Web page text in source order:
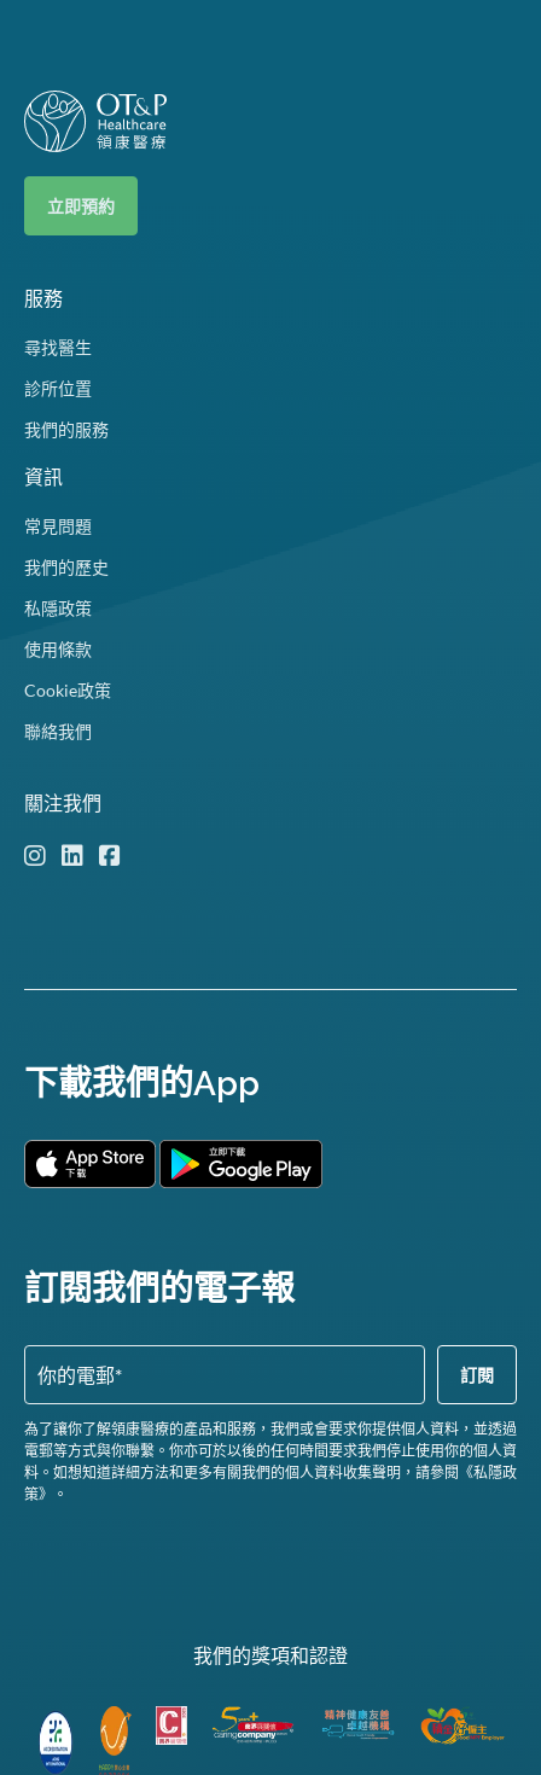
立即預約
服務
尋找醫生
診所位置
我們的服務
資訊
常見問題
我們的歷史
私隱政策
使用條款
Cookie政策
聯絡我們
關注我們
下載我們的App
訂閱我們的電子報
為了讓你了解領康醫療的產品和服務，我們或會要求你提供個人資料，並透過
電郵等方式與你聯繫。你亦可於以後的任何時間要求我們停止使用你的個人資
料。如想知道詳細方法和更多有關我們的個人資料收集聲明，請參閱《私隱政
策》。
我們的獎項和認證